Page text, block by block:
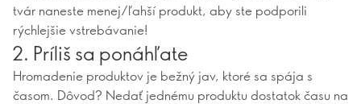
tvár naneste menej/ľahší produkt, aby ste podporili
rýchlejšie vstrebávanie!
2. Príliš sa ponáhľate
Hromadenie produktov je bežný jav, ktoré sa spája s
časom. Dôvod? Nedať jednému produktu dostatok času na